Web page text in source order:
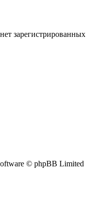
зарегистрированных
© phpBB Limited